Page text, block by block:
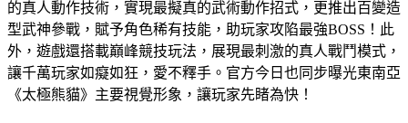
的真人動作技術，實現最擬真的武術動作招式，更推出百變造
型武神參戰，賦予角色稀有技能，助玩家攻陷最強BOSS！此
外，遊戲還搭載巔峰競技玩法，展現最刺激的真人戰鬥模式，
讓千萬玩家如癡如狂，愛不釋手。官方今日也同步曝光東南亞
《太極熊貓》主要視覺形象，讓玩家先睹為快！